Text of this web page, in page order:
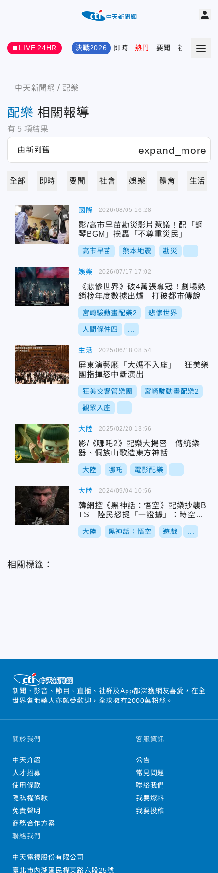
LIVE 24HR 決戰2026 即時 熱門 要聞 社會 娛樂
中天新聞網 配樂
配樂 相關報導
有 5 項結果
全部 即時 要聞 社會 娛樂 體育 生活
國際
影/高市早苗勘災影片惹議！配「鋼
琴BGM」挨轟「不尊重災民」
高市早苗 熊本地震 勘災
2026/08/05 16:28
娛樂
《悲慘世界》破4萬張奪冠！劇場熱
銷榜年度數據出爐 打破都市傳說
宮崎駿動畫配樂2 悲慘世界
人間條件四
2026/07/17 17:02
生活
屏東演藝廳「大媽不入座」 狂美樂
團指揮怒中斷演出
狂美交響管樂團 宮崎駿動畫配樂2
觀眾入座
2025/06/18 08:54
大陸
影/《哪吒2》配樂大揭密 傳統樂
器、侗族山歌造東方神話
大陸 哪吒 電影配樂
2025/02/20 13:56
大陸
韓網控《黑神話：悟空》配樂抄襲B
TS 陸民怒提「一證據」：時空錯
亂
大陸 黑神話：悟空 遊戲
2024/09/04 10:56
相關標籤：
新聞、影音、節目、直播、社群及App都深獲網友喜愛，在全
世界各地華人亦頗受歡迎，全球擁有2000萬粉絲。
關於我們
中天介紹
人才招募
使用條款
隱私權條款
免責聲明
商務合作方案
客服資訊
公告
常見問題
聯絡我們
我要爆料
我要投稿
聯絡我們
中天電視股份有限公司
臺北市內湖區民權東路六段25號